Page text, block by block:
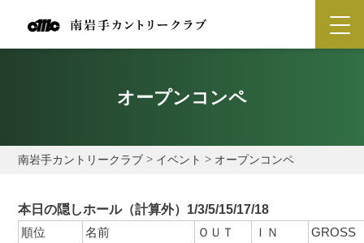
オープンコンペ
南岩手カントリークラブ > イベント > オープンコンペ
本日の隠しホール（計算外） 1/3/5/15/17/18
順位
名前 ＯＵＴ ＩＮ
GROSS